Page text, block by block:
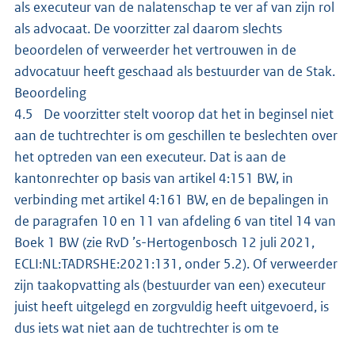
als executeur van de nalatenschap te ver af van zijn rol
als advocaat. De voorzitter zal daarom slechts
beoordelen of verweerder het vertrouwen in de
advocatuur heeft geschaad als bestuurder van de Stak.
Beoordeling
4.5 De voorzitter stelt voorop dat het in beginsel niet
aan de tuchtrechter is om geschillen te beslechten over
het optreden van een executeur. Dat is aan de
kantonrechter op basis van artikel 4:151 BW, in
verbinding met artikel 4:161 BW, en de bepalingen in
de paragrafen 10 en 11 van afdeling 6 van titel 14 van
Boek 1 BW (zie RvD ’s-Hertogenbosch 12 juli 2021,
ECLI:NL:TADRSHE:2021:131, onder 5.2). Of verweerder
zijn taakopvatting als (bestuurder van een) executeur
juist heeft uitgelegd en zorgvuldig heeft uitgevoerd, is
dus iets wat niet aan de tuchtrechter is om te